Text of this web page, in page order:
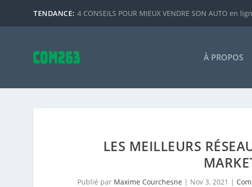
TENDANCE: 4 CONSEILS POUR MIEUX VENDRE SON AUTO en
À PROPOS
LES MEILLEURS
Publié par Maxime Courchesne | Nov 3, 2021 |